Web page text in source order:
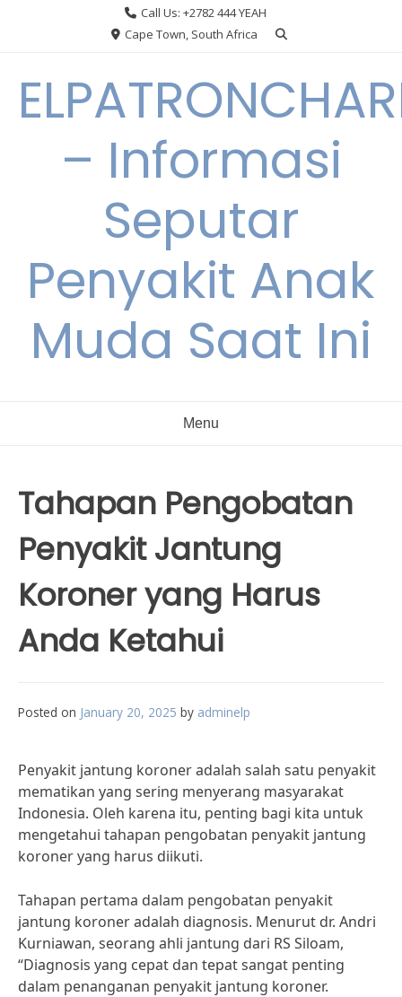
Call Us: +2782 444 YEAH
Cape Town, South Africa
– Informasi
Seputar
Penyakit Anak
Muda Saat Ini
Menu
Tahapan Pengobatan
Penyakit Jantung
Koroner yang Harus
Anda Ketahui
Posted on January 20, 2025 by adminelp
Penyakit jantung koroner adalah salah satu penyakit
mematikan yang sering menyerang masyarakat
Indonesia. Oleh karena itu, penting bagi kita untuk
mengetahui tahapan pengobatan penyakit jantung
koroner yang harus diikuti.
Tahapan pertama dalam pengobatan penyakit
jantung koroner adalah diagnosis. Menurut dr. Andri
Kurniawan, seorang ahli jantung dari RS Siloam,
“Diagnosis yang cepat dan tepat sangat penting
dalam penanganan penyakit jantung koroner.